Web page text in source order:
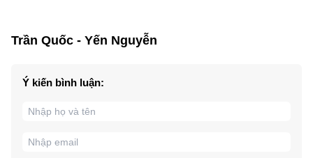
Trần Quốc - Yến Nguyễn
Ý kiến bình luận: